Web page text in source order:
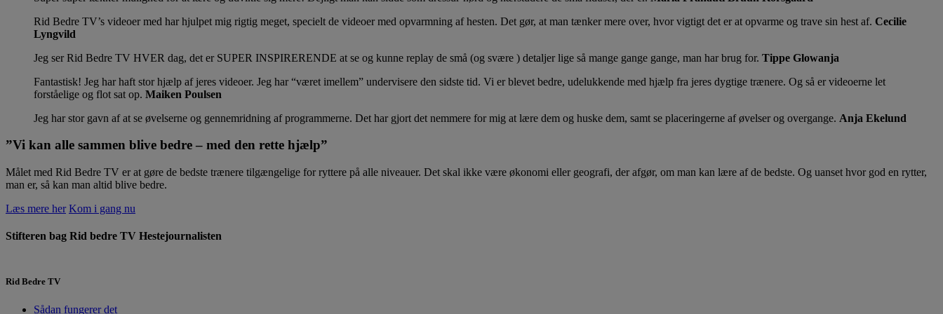
Rid Bedre TV’s videoer med har hjulpet mig rigtig meget, specielt de videoer med opvarmning af hesten. Det gør, at man tænker mere over, hvor vigtigt det er at opvarme og trave sin hest af. Cecilie
Lyngvild
Jeg ser Rid Bedre TV HVER dag, det er SUPER INSPIRERENDE at se og kunne replay de små (og svære ) detaljer lige så mange gange gange, man har brug for. Tippe Glowanja
Fantastisk! Jeg har haft stor hjælp af jeres videoer. Jeg har “været imellem” undervisere den sidste tid. Vi er blevet bedre, udelukkende med hjælp fra jeres dygtige trænere. Og så er videoerne let
forståelige og flot sat op. Maiken Poulsen
Jeg har stor gavn af at se øvelserne og gennemridning af programmerne. Det har gjort det nemmere for mig at lære dem og huske dem, samt se placeringerne af øvelser og overgange. Anja Ekelund
”Vi kan alle sammen blive bedre – med den rette hjælp”
Målet med Rid Bedre TV er at gøre de bedste trænere tilgængelige for ryttere på alle niveauer. Det skal ikke være økonomi eller geografi, der afgør, om man kan lære af de bedste. Og uanset hvor god en rytter,
man er, så kan man altid blive bedre.
Læs mere her Kom i gang nu
Stifteren bag Rid bedre TV Hestejournalisten
Rid Bedre TV
Sådan fungerer det